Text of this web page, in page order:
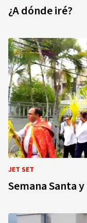
¿A dónde iré?
JET SET
Semana Santa